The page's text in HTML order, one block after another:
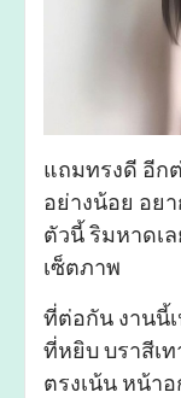
แถมทรงดี อีก
อย่างน้อย อย
ตัวนี้ ริมหาดเ
เซ็ตภาพ
ที่ต่อกัน งานนี้
ที่หยิบ บราสีเ
ตรงเน้น หน้า